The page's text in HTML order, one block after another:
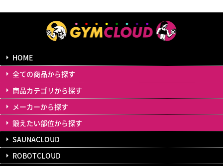
HOME
全ての商品から探す
商品カテゴリから探す
メーカーから探す
鍛えたい部位から探す
SAUNACLOUD
ROBOTCLOUD